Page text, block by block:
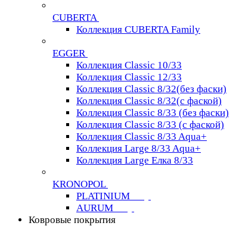
CUBERTA
Коллекция CUBERTA Family
EGGER
Коллекция Classic 10/33
Коллекция Classic 12/33
Коллекция Classic 8/32(без фаски)
Коллекция Classic 8/32(с фаской)
Коллекция Classic 8/33 (без фаски)
Коллекция Classic 8/33 (с фаской)
Коллекция Classic 8/33 Aqua+
Коллекция Large 8/33 Aqua+
Коллекция Large Елка 8/33
KRONOPOL
PLATINIUM
AURUM
Ковровые покрытия